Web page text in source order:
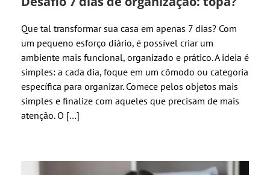
Que tal transformar sua casa em apenas 7 dias? Com
um pequeno esforço diário, é possível criar um
ambiente mais funcional, organizado e prático. A ideia é
simples: a cada dia, foque em um cômodo ou categoria
específica para organizar. Comece pelos objetos mais
simples e finalize com aqueles que precisam de mais
atenção. O […]